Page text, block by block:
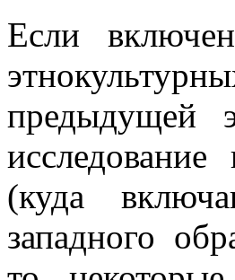
Если
предыдущей
(куда
западного